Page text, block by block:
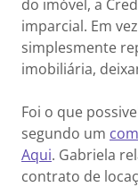
do imóvel, a
imparcial. Em
simplesmente
imobiliária,
Foi o que
segundo um
Aqui. Gabriela
contrato de